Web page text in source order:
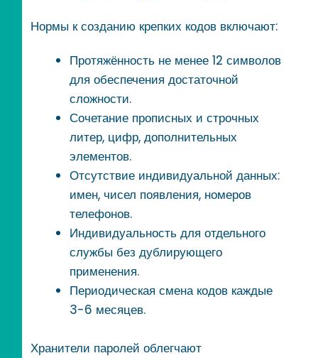
Нормы к созданию крепких кодов включают:
Протяжённость не менее 12 символов
для обеспечения достаточной
сложности.
Сочетание прописных и строчных
литер, цифр, дополнительных
элементов.
Отсутствие индивидуальной данных:
имен, чисел появления, номеров
телефонов.
Индивидуальность для отдельного
службы без дублирующего
применения.
Периодическая смена кодов каждые
3-6 месяцев.
Хранители паролей облегчают